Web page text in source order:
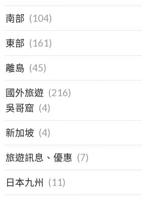
南部 (104)
東部 (161)
離島 (45)
國外旅遊 (216)
吳哥窟 (4)
新加坡 (4)
旅遊訊息、優惠 (7)
日本九州 (11)